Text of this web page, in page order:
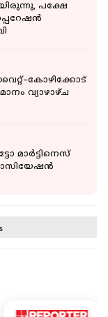
പക്ഷേ
വ്യാഴാഴ്ച
മാര്‍ട്ടിനെസ്